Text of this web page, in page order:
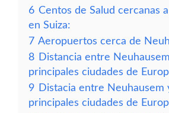
6 Centos de Salud cercanas
en Suiza:
7 Aeropuertos cerca de
8 Distancia entre
principales ciudades de
9 Distacia entre Neuhausem
principales ciudades de